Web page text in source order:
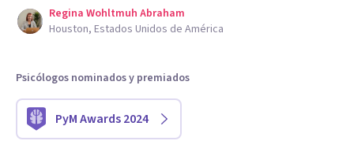
Regina Wohltmuh Abraham
Houston, Estados Unidos de América
Psicólogos nominados y premiados
PyM Awards 2024